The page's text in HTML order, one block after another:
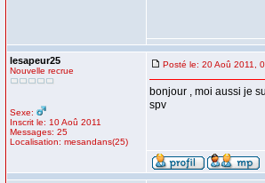
lesapeur25
Nouvelle recrue
Sexe:
Inscrit le: 10 Aoû 2011
Messages: 25
Localisation: mesandans(25)
Posté le: 20 Aoû 2011,
bonjour , moi aussi je
spv